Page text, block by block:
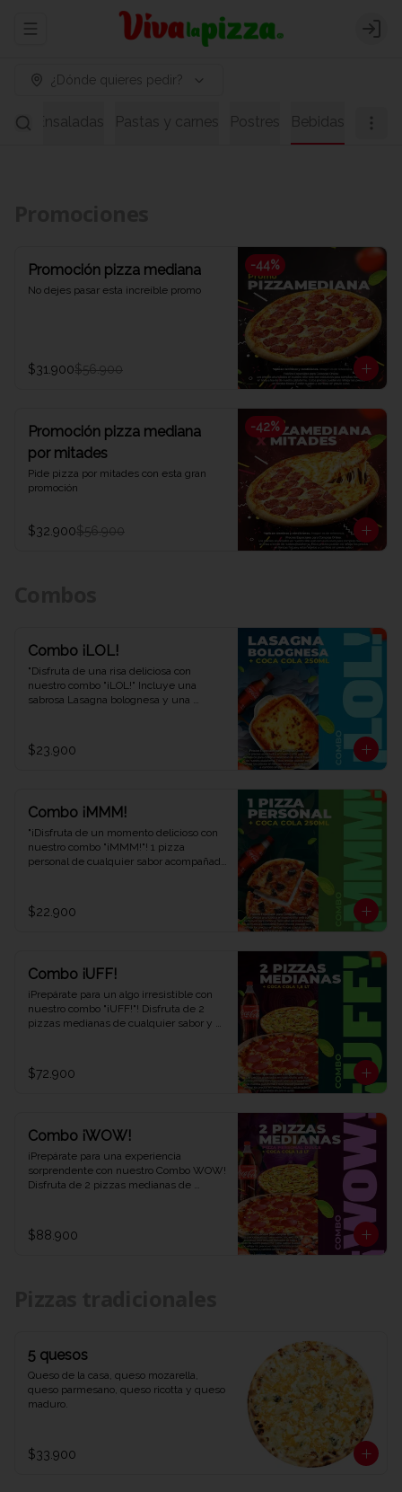
Abrir menu de navegación
¿Dónde quieres pedir?
Ensaladas Pastas y carnes Postres Bebidas
-44%
Promoción pizza mediana
No dejes pasar esta increíble promo
$31.900$56.900
-42%
Promoción pizza mediana
por mitades
Pide pizza por mitades con esta gran
promoción
$32.900$56.900
Combo ¡LOL!
"Disfruta de una risa deliciosa con
nuestro combo "¡LOL!" Incluye una
sabrosa Lasagna bolognesa y una
experiencia de sabor auténtica y
divertida. ¡Ven y descubre por qué este
$23.900
Combo ¡MMM!
"¡Disfruta de un momento delicioso con
nuestro combo "¡MMM!"! 1 pizza
personal de cualquier sabor acompañada
el placer. ¡Ven y descubre por qué este
combo te hará exclamar '¡MMM!' en Viva
$22.900
Combo ¡UFF!
¡Prepárate para un algo irresistible con
nuestro combo "¡UFF!"! Disfruta de 2
pizzas medianas de cualquier sabor y
tus antojos y deleitar tus sentidos. ¡Ven
y descubre el combo que te hará decir
$72.900
Combo ¡WOW!
¡Prepárate para una experiencia
sorprendente con nuestro Combo WOW!
Disfruta de 2 pizzas medianas de
combinación explosiva de sabores y
diversión que te dejará diciendo WOW
$88.900
5 quesos
Queso de la casa, queso mozarella,
queso parmesano, queso ricotta y queso
maduro.
$33.900